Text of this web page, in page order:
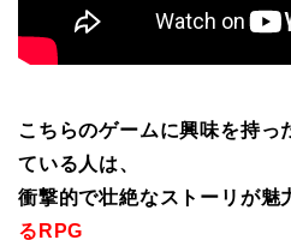
こちらのゲームに興味を持っ
ている人は、
衝撃的で壮絶なストーリが魅
るRPG